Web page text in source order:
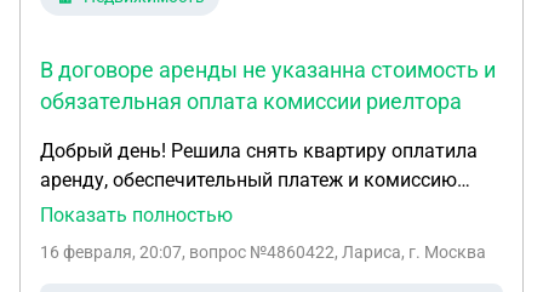
В договоре аренды не указанна стоимость и
обязательная оплата комиссии риелтора
Добрый день! Решила снять квартиру оплатила
аренду, обеспечительный платеж и комиссию
риелтору. Но через день заезжать передумала.
аренда. Так же комиссию не вернул и риелтор. В
Показать полностью
16 февраля, 20:07, вопрос №4860422, Лариса, г. Москва